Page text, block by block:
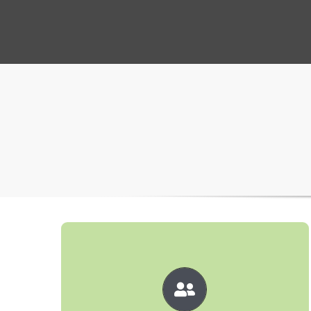
Perfektes Team
Unser Team ist umfassend in allen